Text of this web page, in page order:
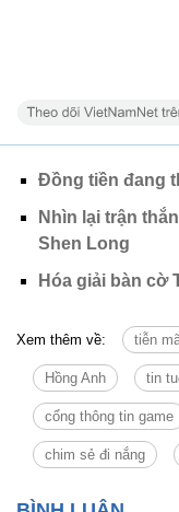
Đồng tiền đang
Nhìn lại trận
Shen Long
Hóa giải bàn cờ
Xem thêm về: tiễn
Hồng Anh tin
cổng thông tin game
chim sẻ đi nắng